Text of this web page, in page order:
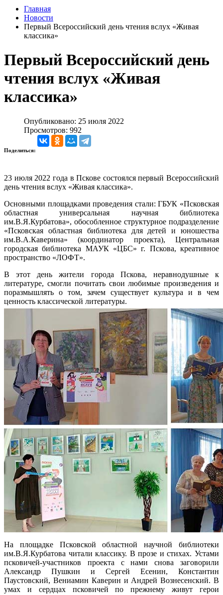
Главная
Новости
Первый Всероссийский день чтения вслух «Живая
классика»
Первый Всероссийский день
чтения вслух «Живая
классика»
Опубликовано: 25 июля 2022
Просмотров: 992
Поделиться:
23 июля 2022 года в Пскове состоялся первый Всероссийский
день чтения вслух «Живая классика».
Основными площадками проведения стали: ГБУК «Псковская
областная универсальная научная библиотека
им.В.Я.Курбатова», обособленное структурное подразделение
«Псковская областная библиотека для детей и юношества
им.В.А.Каверина» (координатор проекта), Центральная
городская библиотека МАУК «ЦБС» г. Пскова, креативное
пространство «ЛОФТ».
В этот день жители города Пскова, неравнодушные к
литературе, смогли почитать свои любимые произведения и
поразмышлять о том, зачем существует культура и в чем
ценность классической литературы.
На площадке Псковской областной научной библиотеки
им.В.Я.Курбатова читали классику. В прозе и стихах. Устами
псковичей-участников проекта с нами снова заговорили
Александр Пушкин и Сергей Есенин, Константин
Паустовский, Вениамин Каверин и Андрей Вознесенский. В
умах и сердцах псковичей по прежнему живут герои